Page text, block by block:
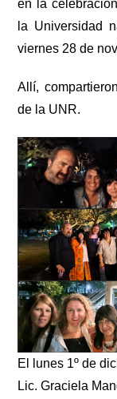
en la
la Universidad
viernes 28 de
Allí,
de la UNR.
El lunes 1º de
Lic. Graciela